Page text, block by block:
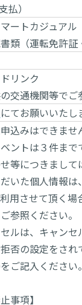
）
ートカジュアル
類（運転免許証
リンク
交通機関等でご
にてお願いいたし
込みはできませ
ントは３件まで
等につきまして
いた個人情報は
用させて頂く
参照ください。
ルは、キャンセ
否の設定をさ
ご記入ください
事項】